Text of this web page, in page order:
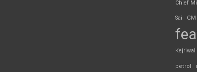
Chief
Sai CM
Kejriwal
petrol